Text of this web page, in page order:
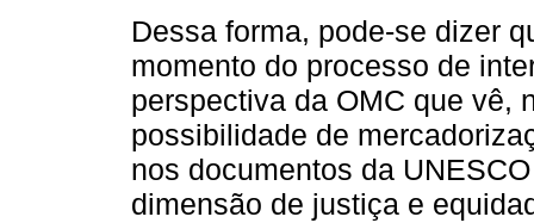
Dessa forma, pode-se dizer
momento do processo de
perspectiva da OMC que vê,
possibilidade de
nos documentos da
dimensão de justiça e